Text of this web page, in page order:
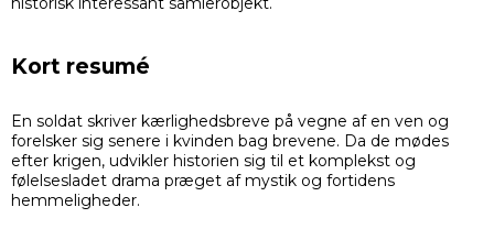
Kort resumé
En soldat skriver kærlighedsbreve på vegne af en ven og
forelsker sig senere i kvinden bag brevene. Da de mødes
efter krigen, udvikler historien sig til et komplekst og
følelsesladet drama præget af mystik og fortidens
hemmeligheder.